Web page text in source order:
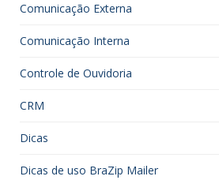
Comunicação Externa
Comunicação Interna
Controle de Ouvidoria
CRM
Dicas
Dicas de uso BraZip Mailer